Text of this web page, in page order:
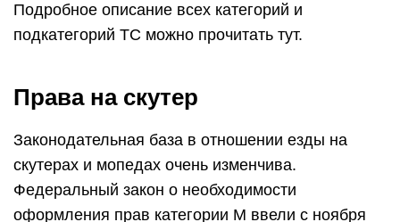
Подробное описание всех категорий и
подкатегорий ТС можно прочитать тут.
Права на скутер
Законодательная база в отношении езды на
скутерах и мопедах очень изменчива.
Федеральный закон о необходимости
оформления прав категории М ввели с ноября